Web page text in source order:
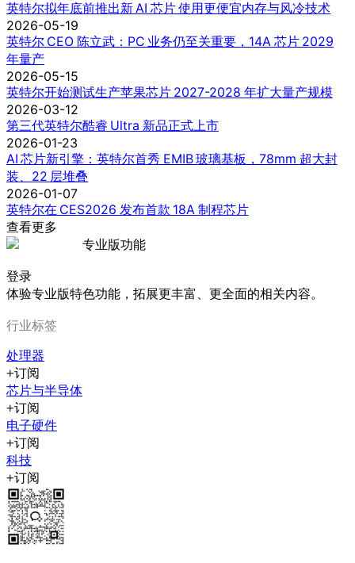
英特尔拟年底前推出新 AI 芯片 使用更便宜内存与风冷技术
2026-05-19
英特尔 CEO 陈立武：PC 业务仍至关重要，14A 芯片 2029
年量产
2026-05-15
英特尔开始测试生产苹果芯片 2027-2028 年扩大量产规模
2026-03-12
第三代英特尔酷睿 Ultra 新品正式上市
2026-01-23
AI 芯片新引擎：英特尔首秀 EMIB 玻璃基板，78mm 超大封
装、22 层堆叠
2026-01-07
英特尔在 CES2026 发布首款 18A 制程芯片
查看更多
专业版功能
登录
体验专业版特色功能，拓展更丰富、更全面的相关内容。
行业标签
处理器
订阅
芯片与半导体
订阅
电子硬件
订阅
科技
订阅